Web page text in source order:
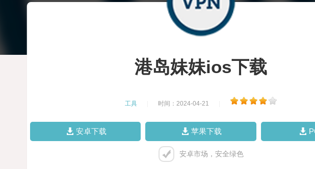
港岛妹妹ios下载
工具 时间：2024-04-21
安卓下载 苹果下载
安卓市场，安全绿色